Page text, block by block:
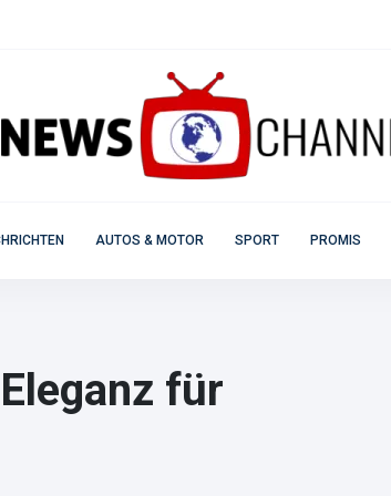
AUTOS & MOTOR SPORT PROMIS
für